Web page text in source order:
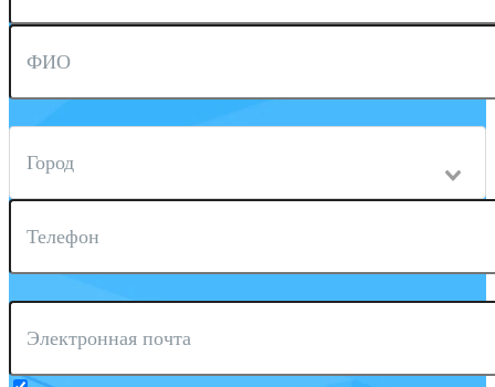
ФИО
Город
Телефон
Электронная почта